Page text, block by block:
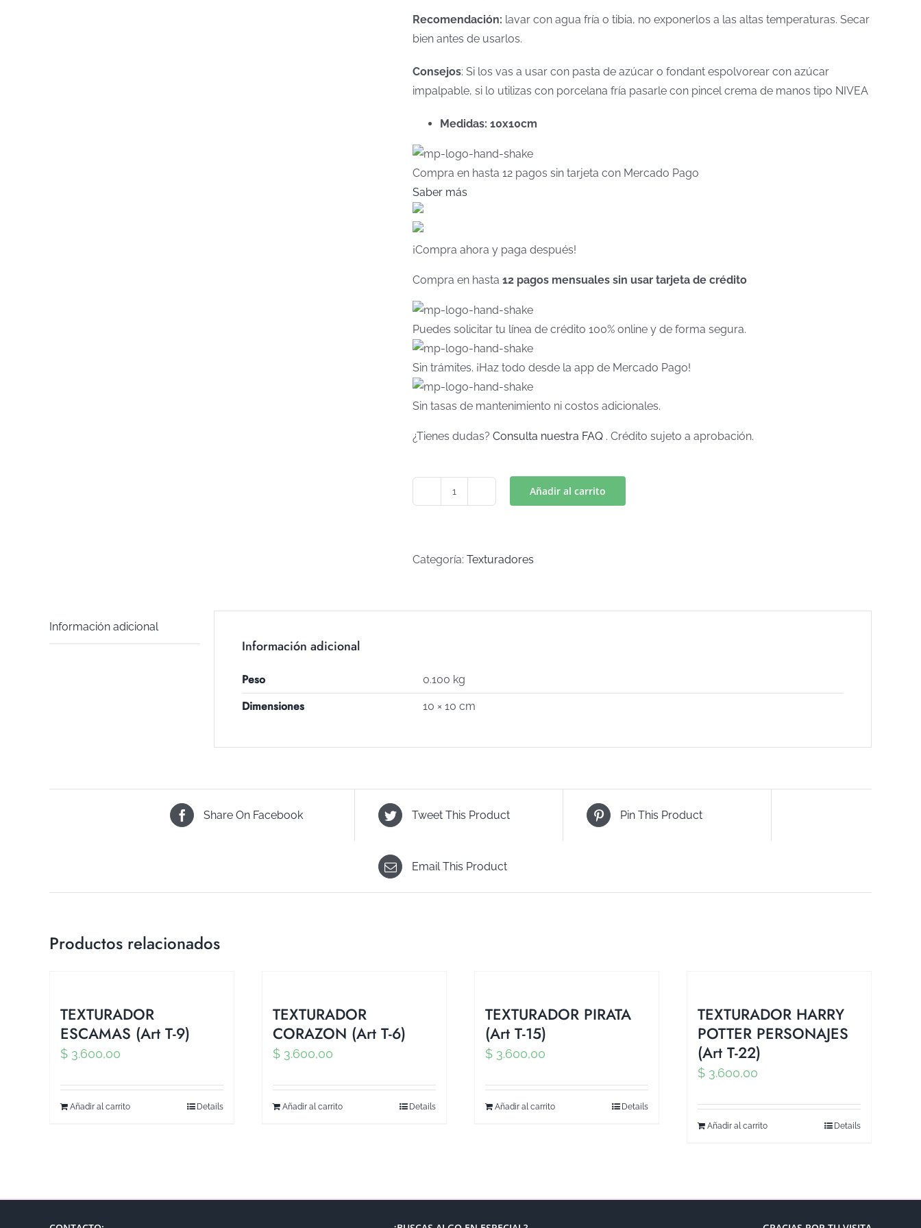
Recomendación: lavar con agua fría o tibia, no exponerlos a las altas temperaturas. Secar
bien antes de usarlos.
Consejos: Si los vas a usar con pasta de azúcar o fondant espolvorear con azúcar
impalpable, si lo utilizas con porcelana fría pasarle con pincel crema de manos tipo NIVEA
Medidas: 10x10cm
Compra en hasta 12 pagos sin tarjeta con Mercado Pago
Saber más
¡Compra ahora y paga después!
Compra en hasta 12 pagos mensuales sin usar tarjeta de crédito
Puedes solicitar tu línea de crédito 100% online y de forma segura.
Sin trámites. ¡Haz todo desde la app de Mercado Pago!
Sin tasas de mantenimiento ni costos adicionales.
¿Tienes dudas? Consulta nuestra FAQ . Crédito sujeto a aprobación.
T-
Añadir al carrito
Categoría: Texturadores
Información adicional
Información adicional
Peso 0.100 kg
Dimensiones 10 × 10 cm
Share On Facebook Tweet This Product Pin This Product
Email This Product
Productos relacionados
TEXTURADOR
ESCAMAS (Art T-9)
$ 3.600,00
Añadir al carrito Details
TEXTURADOR
CORAZON (Art T-6)
$ 3.600,00
Añadir al carrito Details
TEXTURADOR PIRATA
(Art T-15)
$ 3.600,00
Añadir al carrito Details
TEXTURADOR HARRY
POTTER PERSONAJES
(Art T-22)
$ 3.600,00
Añadir al carrito Details